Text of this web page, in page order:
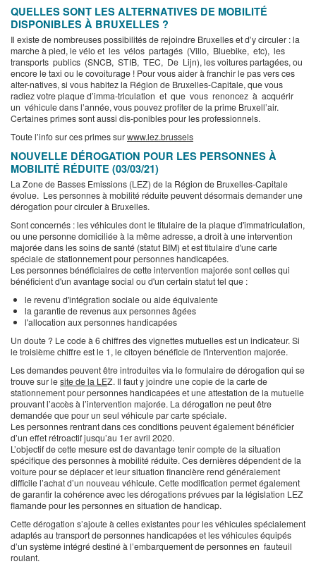
QUELLES SONT LES ALTERNATIVES DE MOBILITÉ
DISPONIBLES À BRUXELLES ?
Il existe de nombreuses possibilités de rejoindre Bruxelles et d’y circuler : la
marche à pied, le vélo et les vélos partagés (Villo, Bluebike, etc), les
transports publics (SNCB, STIB, TEC, De Lijn), les voitures partagées, ou
encore le taxi ou le covoiturage ! Pour vous aider à franchir le pas vers ces
alter-natives, si vous habitez la Région de Bruxelles-Capitale, que vous
radiez votre plaque d’imma-triculation et que vous renoncez à acquérir
un véhicule dans l’année, vous pouvez profiter de la prime Bruxell’air.
Certaines primes sont aussi dis-ponibles pour les professionnels.
Toute l’info sur ces primes surwww.lez.brussels
NOUVELLE DÉROGATION POUR LES PERSONNES À
MOBILITÉ RÉDUITE (03/03/21)
La Zone de Basses Emissions (LEZ) de la Région de Bruxelles-Capitale
évolue. Les personnes à mobilité réduite peuvent désormais demander une
dérogation pour circuler à Bruxelles.
Sont concernés : les véhicules dont le titulaire de la plaque d'immatriculation,
ou une personne domiciliée à la même adresse, a droit à une intervention
majorée dans les soins de santé (statut BIM) et est titulaire d'une carte
spéciale de stationnement pour personnes handicapées.
Les personnes bénéficiaires de cette intervention majorée sont celles qui
bénéficient d'un avantage social ou d'un certain statut tel que :
le revenu d'intégration sociale ou aide équivalente
la garantie de revenus aux personnes âgées
l'allocation aux personnes handicapées
Un doute ? Le code à 6 chiffres des vignettes mutuelles est un indicateur. Si
le troisième chiffre est le 1, le citoyen bénéficie de l'intervention majorée.
Les demandes peuvent être introduites via le formulaire de dérogation qui se
trouve sur lesite de la LEZ. Il faut y joindre une copie de la carte de
stationnement pour personnes handicapées et une attestation de la mutuelle
prouvant l’accès à l’intervention majorée. La dérogation ne peut être
demandée que pour un seul véhicule par carte spéciale.
Les personnes rentrant dans ces conditions peuvent également bénéficier
d’un effet rétroactif jusqu’au 1er avril 2020.
L’objectif de cette mesure est de davantage tenir compte de la situation
spécifique des personnes à mobilité réduite. Ces dernières dépendent de la
voiture pour se déplacer et leur situation financière rend généralement
difficile l’achat d’un nouveau véhicule. Cette modification permet également
de garantir la cohérence avec les dérogations prévues par la législation LEZ
flamande pour les personnes en situation de handicap.
Cette dérogation s’ajoute à celles existantes pour les véhicules spécialement
adaptés au transport de personnes handicapées et les véhicules équipés
d’un système intégré destiné à l’embarquement de personnes en fauteuil
roulant.